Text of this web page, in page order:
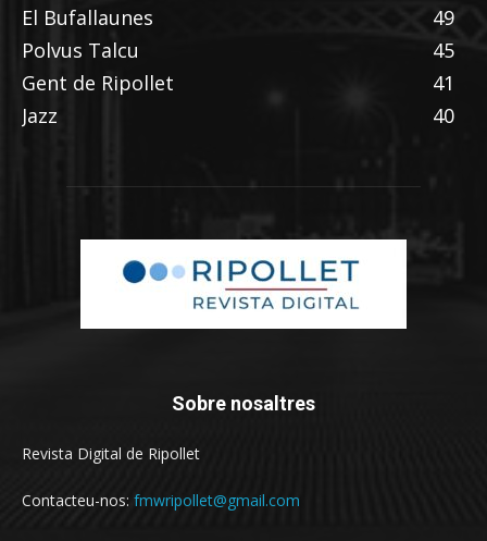
El Bufallaunes
49
Polvus Talcu
45
Gent de Ripollet
41
Jazz
40
Sobre nosaltres
Revista Digital de Ripollet
Contacteu-nos: fmwripollet@gmail.com